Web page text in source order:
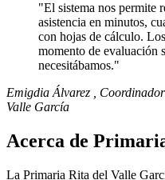
"El sistema nos permite
asistencia en minutos,
con hojas de cálculo.
momento de evaluación
necesitábamos."
Emigdia Álvarez
,
Valle García
Acerca de
La Primaria Rita del Valle